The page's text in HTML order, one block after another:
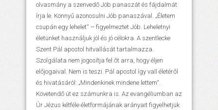
olvasmány a szenvedő Jób panaszát és fájdalmát
írja le. Könnyű azonosulni Jób panaszával. „Életem
csupán egy lehelet“ – figyelmeztet Jób. Leheletnyi
életünket használjuk jól és jó célokra. A szentlecke
Szent Pál apostol hitvallását tartalmazza.
Szolgálata nem jogosítja fel őt arra, hogy éljen
előjogaival. Nem is teszi. Pál apostol így vall életéről
és hivatásáról: „Mindenkinek mindene lettem“.
Követendő út ez számunkra is. Az evangéliumban az
Úr Jézus kétféle életformájának arányait figyelhetjük